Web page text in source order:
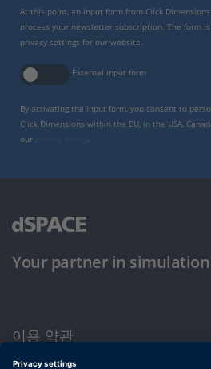
At this point, an input form from Click
process your newsletter subscription. The form
privacy settings for our website.
External input form
By activating the input form, you consent to
Click Dimensions within the EU, in the USA,
our
Your partner in
이용 약관